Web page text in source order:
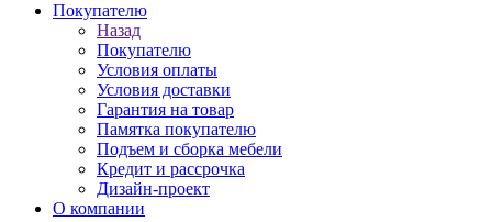
Покупателю
Назад
Покупателю
Условия оплаты
Условия доставки
Гарантия на товар
Памятка покупателю
Подъем и сборка мебели
Кредит и рассрочка
Дизайн-проект
О компании